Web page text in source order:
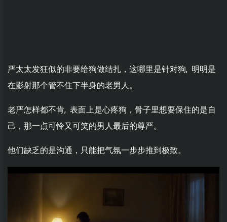
严太太发狂似的非要给狗做结扎，这哪里是针对狗, 明明是
在影射那个管不住下半身的老男人。
老严怎样都不肯, 表面上是心疼狗，骨子里想要保住的是自
己，那一点可怜又可笑的男人最后的尊严。
他们缺乏的是沟通，只能把气氛一步步推到极致。